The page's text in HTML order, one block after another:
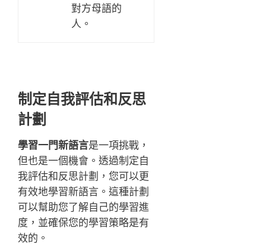
對方母語的
人。
制定自我評估和反思
計劃
學習一門新語言是一項挑戰，
但也是一個機會。透過制定自
我評估和反思計劃，您可以更
有效地學習新語言。這種計劃
可以幫助您了解自己的學習進
度，並確保您的學習策略是有
效的。